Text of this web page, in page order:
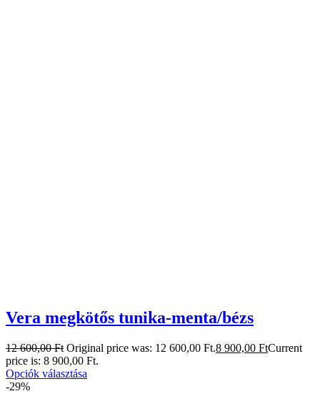
Vera megkötős tunika-menta/bézs
12 600,00Ft Original price was: 12 600,00 Ft.8 900,00 FtCurrent
price is: 8 900,00 Ft.
Opciók választása
-29%